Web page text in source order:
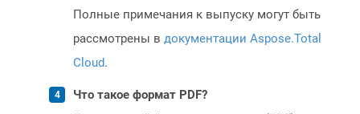
Полные примечания к выпуску могут быть
рассмотрены в документации Aspose.Total
Cloud.
Что такое формат PDF?